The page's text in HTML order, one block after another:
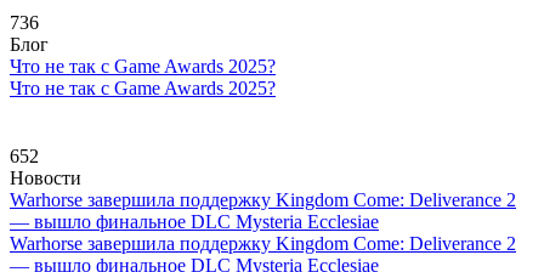
736
Блог
Что не так с Game Awards 2025?
Что не так с Game Awards 2025?
652
Новости
Warhorse завершила поддержку Kingdom Come: Deliverance 2
— вышло финальное DLC Mysteria Ecclesiae
Warhorse завершила поддержку Kingdom Come: Deliverance 2
— вышло финальное DLC Mysteria Ecclesiae